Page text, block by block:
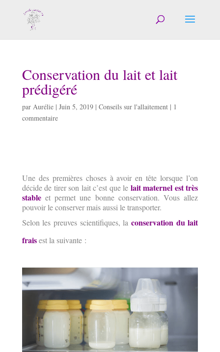
Conservation du lait et lait
prédigéré
par Aurélie| Juin 5, 2019| Conseils sur l'allaitement| 1
commentaire
Une des premières choses à avoir en tête lorsque l’on
décide de tirer son lait c’est que le lait maternel est très
stableet permet une bonne conservation. Vous allez
pouvoir le conserver mais aussi le transporter.
Selon les preuves scientifiques, la conservation du lait
fraisest la suivante :